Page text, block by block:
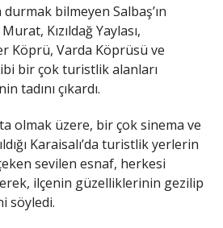
bilmeyen Salbaş’ın
Kızıldağ Yaylası,
Köprü, Varda Köprüsü ve
bir çok turistlik alanları
tadını çıkardı.
olmak üzere, bir çok sinema ve
Karaisalı’da turistlik yerlerin
sevilen esnaf, herkesi
ilçenin güzelliklerinin gezilip
söyledi.